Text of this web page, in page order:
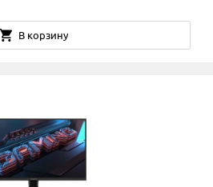
В корзину